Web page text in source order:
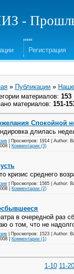
-
Регистрация
» Публикации » Наше
материалов: 153
материалов: 151-
Спокойной
длилась
Просмотров: 1914 Author:
Комментарии (3)
кризис среднего
Просмотров: 1565 Author:
Комментарии (2)
в очередной раз
о том, что не
Просмотров: 1523 Author:
Комментарии (1)
1-10 11-20